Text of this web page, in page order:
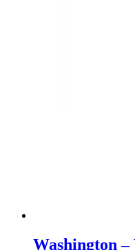
Washington